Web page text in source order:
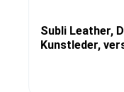
Subli Leather,
Kunstleder,